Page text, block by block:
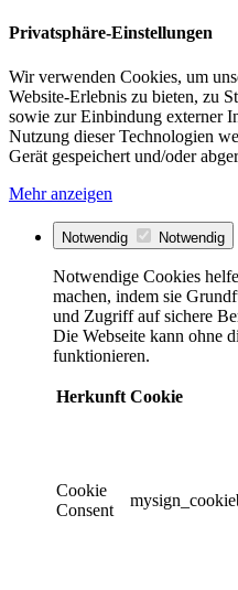
Privatsphäre-Einstellungen
Wir verwenden Cookies, um
Website-Erlebnis zu bieten, zu
sowie zur Einbindung externer
Nutzung dieser Technologien
Gerät gespeichert und/oder
Mehr anzeigen
Notwendig Notwendig
Notwendige Cookies
machen, indem sie
und Zugriff auf sichere
Die Webseite kann ohne
funktionieren.
Herkunft Cookie
Cookie
Consent